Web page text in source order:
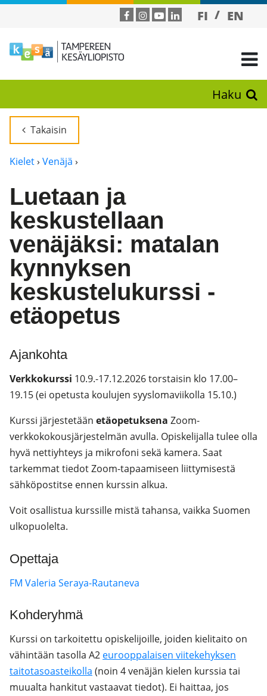
FI EN
Haku
Takaisin
Kielet› Venäjä ›
Luetaan ja
keskustellaan
venäjäksi: matalan
kynnyksen
keskustelukurssi -
etäopetus
Ajankohta
Verkkokurssi 10.9.-17.12.2026 torstaisin klo 17.00–
19.15 (ei opetusta koulujen syyslomaviikolla 15.10.)
Kurssi järjestetään etäopetuksena Zoom-
verkkokokousjärjestelmän avulla. Opiskelijalla tulee olla
hyvä nettiyhteys ja mikrofoni sekä kamera. Saat
tarkemmat tiedot Zoom-tapaamiseen liittymisestä
sähköpostitse ennen kurssin alkua.
Voit osallistua kurssille mistä tahansa, vaikka Suomen
ulkopuolelta.
Opettaja
FM Valeria Seraya-Rautaneva
Kohderyhmä
Kurssi on tarkoitettu opiskelijoille, joiden kielitaito on
vähintään tasolla A2 eurooppalaisen viitekehyksen
taitotasoasteikolla (noin 4 venäjän kielen kurssia tai
muualta hankitut vastaavat tiedot). Ei haittaa, jos